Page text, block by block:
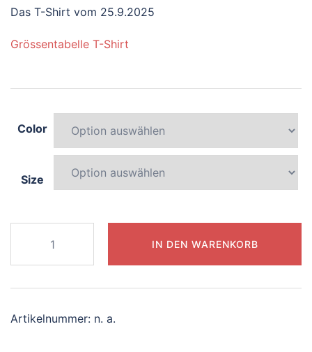
Das T-Shirt vom 25.9.2025
Grössentabelle T-Shirt
Color
Size
centaur
Menge
IN DEN WARENKORB
Artikelnummer: n. a.